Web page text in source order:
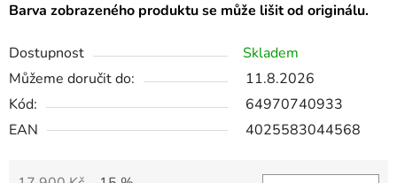
Barva zobrazeného produktu se může lišit od originálu.
Dostupnost
Skladem
Můžeme doručit do:
11.8.2026
Kód:
64970740933
EAN
4025583044568